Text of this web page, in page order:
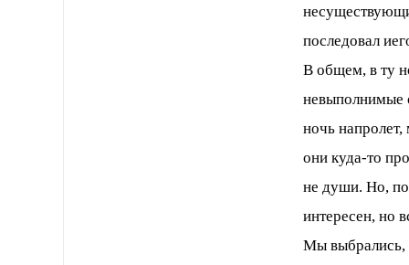
последовал
В общем, в ту
невыполнимые
ночь напролет,
они куда-то
не души. Но,
интересен, но
Мы выбрались,